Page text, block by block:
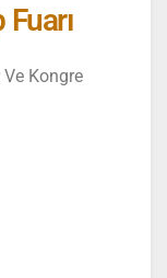
Kongre